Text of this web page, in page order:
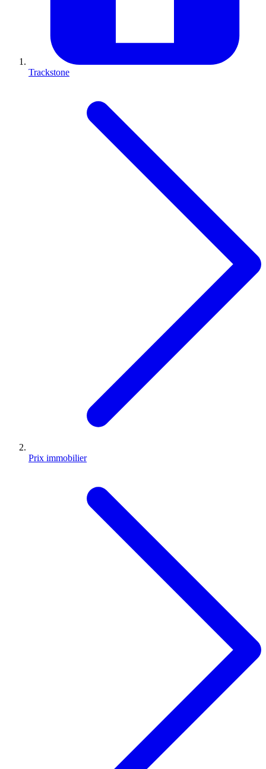
Trackstone
Prix immobilier